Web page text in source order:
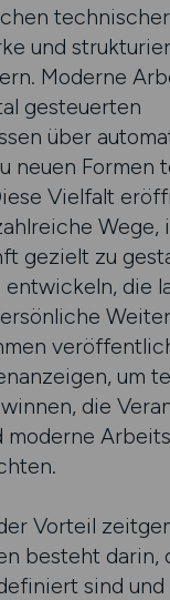
technischer
und
Moderne
gesteuerten
über
neuen Formen
Vielfalt
Wege,
gezielt zu
die
um
die
moderne
Vorteil
besteht darin,
sind und